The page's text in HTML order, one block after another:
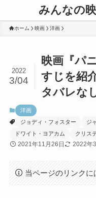
みんなの
ホーム 映画 洋画
映画『パ
すじを紹
タバレな
2022
3/04
洋画
ジョディ・フォスター
ジ
ドワイト・ヨアカム
クリス
2021年11月26日 2022年
当ページのリンクに